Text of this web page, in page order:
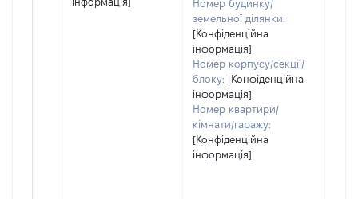
Номер будинку/
земельної ділянки:
[Конфіденційна
інформація]
Номер корпусу/секції/
блоку: [Конфіденційна
інформація]
Номер квартири/
кімнати/гаражу:
[Конфіденційна
інформація]